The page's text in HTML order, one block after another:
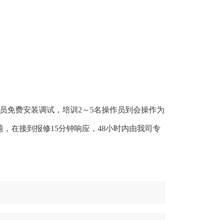
免费安装调试，培训2～5名操作员到会操作为
在接到报修15分钟响应，48小时内由我司专